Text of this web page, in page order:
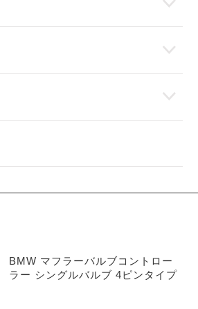
BMW マフラーバルブコントロー
ラー シングルバルブ 4ピンタイプ